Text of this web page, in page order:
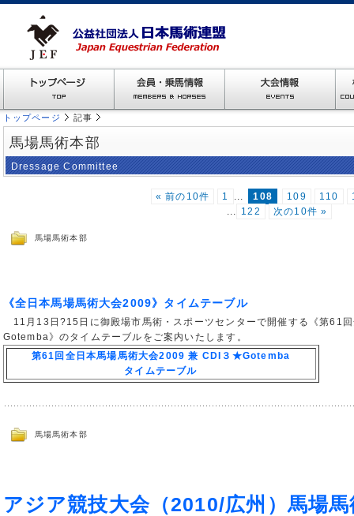
トップページ 記事
馬場馬術本部
Dressage Committee
« 前の10件 1 ... 108 109 110
... 122 次の10件 »
馬場馬術本部
《全日本馬場馬術大会2009》タイムテーブル
11月13日?15日に御殿場市馬術・スポーツセンターで開催する《第61
Gotemba》のタイムテーブルをご案内いたします。
第61回全日本馬場馬術大会2009 兼 CDI３★Gotemba
タイムテーブル
馬場馬術本部
アジア競技大会（2010/広州）馬場